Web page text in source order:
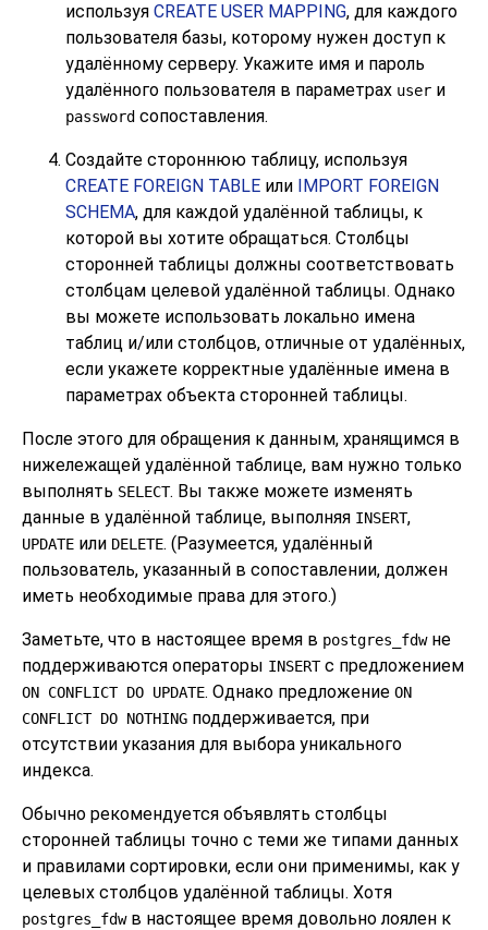
используя CREATE USER MAPPING, для каждого
пользователя базы, которому нужен доступ к
удалённому серверу. Укажите имя и пароль
удалённого пользователя в параметрах user и
password сопоставления.
Создайте стороннюю таблицу, используя
CREATE FOREIGN TABLE или IMPORT FOREIGN
SCHEMA, для каждой удалённой таблицы, к
которой вы хотите обращаться. Столбцы
сторонней таблицы должны соответствовать
столбцам целевой удалённой таблицы. Однако
вы можете использовать локально имена
таблиц и/или столбцов, отличные от удалённых,
если укажете корректные удалённые имена в
параметрах объекта сторонней таблицы.
После этого для обращения к данным, хранящимся в
нижележащей удалённой таблице, вам нужно только
выполнять SELECT. Вы также можете изменять
данные в удалённой таблице, выполняя INSERT,
UPDATE или DELETE. (Разумеется, удалённый
пользователь, указанный в сопоставлении, должен
иметь необходимые права для этого.)
Заметьте, что в настоящее время в postgres_fdwне
поддерживаются операторы INSERTс предложением
ON CONFLICT DO UPDATE. Однако предложение ON
CONFLICT DO NOTHING поддерживается, при
отсутствии указания для выбора уникального
индекса.
Обычно рекомендуется объявлять столбцы
сторонней таблицы точно с теми же типами данных
и правилами сортировки, если они применимы, как у
целевых столбцов удалённой таблицы. Хотя
postgres_fdwв настоящее время довольно лоялен к